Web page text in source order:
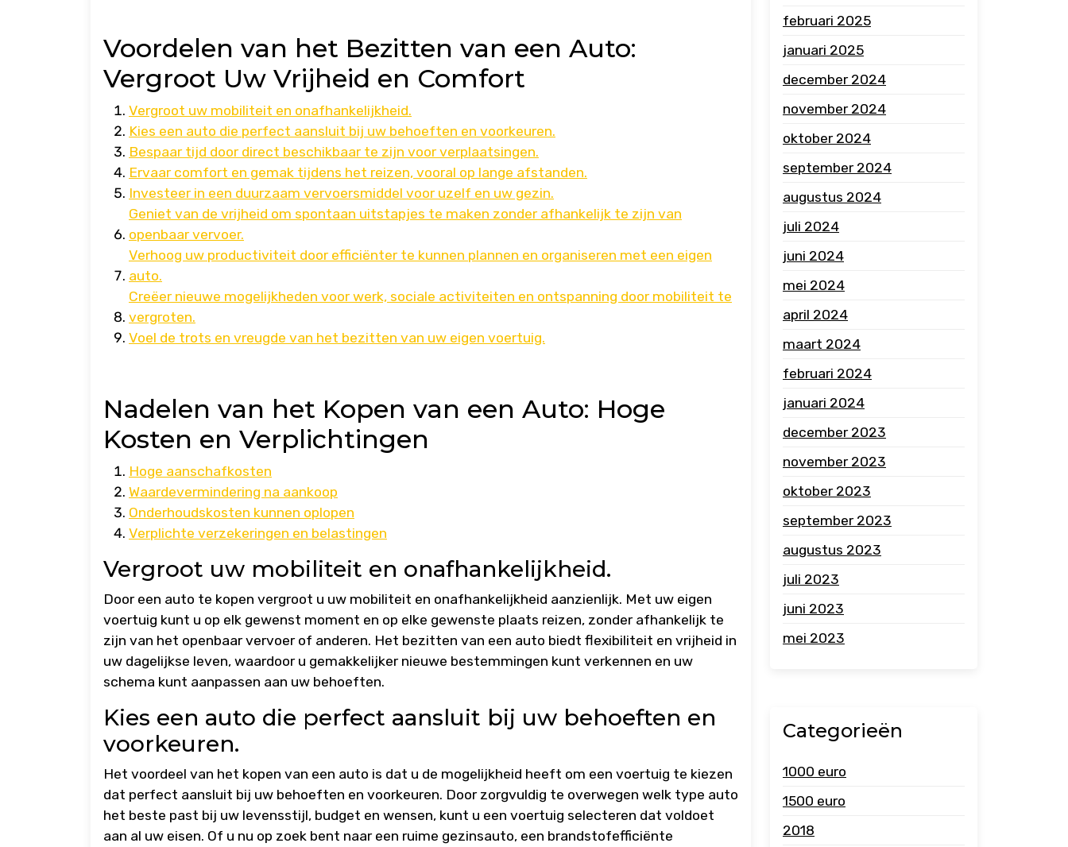
Voordelen van het Bezitten van een Auto:
Vergroot Uw Vrijheid en Comfort
Vergroot uw mobiliteit en onafhankelijkheid.
Kies een auto die perfect aansluit bij uw behoeften en voorkeuren.
Bespaar tijd door direct beschikbaar te zijn voor verplaatsingen.
Ervaar comfort en gemak tijdens het reizen, vooral op lange afstanden.
Investeer in een duurzaam vervoersmiddel voor uzelf en uw gezin.
Geniet van de vrijheid om spontaan uitstapjes te maken zonder afhankelijk te zijn van
openbaar vervoer.
Verhoog uw productiviteit door efficiënter te kunnen plannen en organiseren met een eigen
auto.
Creëer nieuwe mogelijkheden voor werk, sociale activiteiten en ontspanning door mobiliteit te
vergroten.
Voel de trots en vreugde van het bezitten van uw eigen voertuig.
Nadelen van het Kopen van een Auto: Hoge
Kosten en Verplichtingen
Hoge aanschafkosten
Waardevermindering na aankoop
Onderhoudskosten kunnen oplopen
Verplichte verzekeringen en belastingen
Vergroot uw mobiliteit en onafhankelijkheid.
Door een auto te kopen vergroot u uw mobiliteit en onafhankelijkheid aanzienlijk. Met uw eigen
voertuig kunt u op elk gewenst moment en op elke gewenste plaats reizen, zonder afhankelijk te
zijn van het openbaar vervoer of anderen. Het bezitten van een auto biedt flexibiliteit en vrijheid in
uw dagelijkse leven, waardoor u gemakkelijker nieuwe bestemmingen kunt verkennen en uw
schema kunt aanpassen aan uw behoeften.
Kies een auto die perfect aansluit bij uw behoeften en
voorkeuren.
Het voordeel van het kopen van een auto is dat u de mogelijkheid heeft om een voertuig te kiezen
dat perfect aansluit bij uw behoeften en voorkeuren. Door zorgvuldig te overwegen welk type auto
het beste past bij uw levensstijl, budget en wensen, kunt u een voertuig selecteren dat voldoet
aan al uw eisen. Of u nu op zoek bent naar een ruime gezinsauto, een brandstofefficiënte
februari 2025
januari 2025
december 2024
november 2024
oktober 2024
september 2024
augustus 2024
juli 2024
juni 2024
mei 2024
april 2024
maart 2024
februari 2024
januari 2024
december 2023
november 2023
oktober 2023
september 2023
augustus 2023
juli 2023
juni 2023
mei 2023
Categorieën
1000 euro
1500 euro
2018